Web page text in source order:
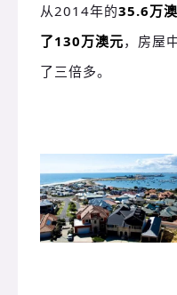
从2014年的35.6万
了130万澳元，房屋
了三倍多。